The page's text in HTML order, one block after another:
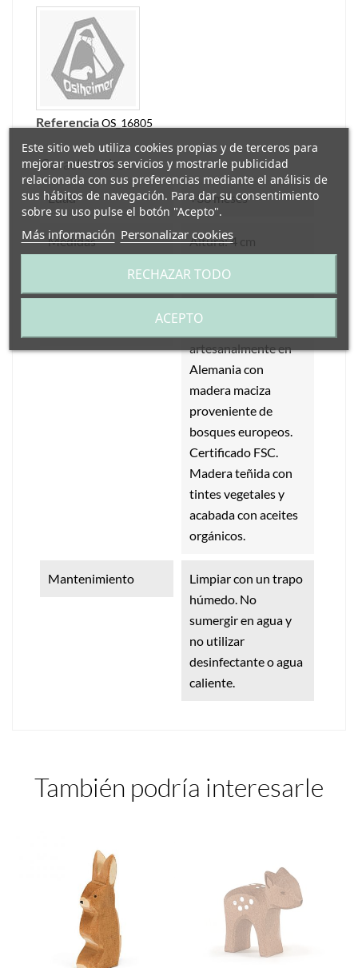
ReferenciaOS_16805
Características
Edad +36 meses
Medidas Altura: 4 cm
Madera Teñida
Fabricados
artesanalmente en
Alemania con
madera maciza
proveniente de
bosques europeos.
Certificado FSC.
Madera teñida con
tintes vegetales y
acabada con aceites
orgánicos.
Mantenimiento
Limpiar con un trapo
húmedo. No
sumergir en agua y
no utilizar
desinfectante o agua
caliente.
También podría interesarle
Este sitio web utiliza cookies propias y de terceros para
mejorar nuestros servicios y mostrarle publicidad
relacionada con sus preferencias mediante el análisis de
sus hábitos de navegación. Para dar su consentimiento
sobre su uso pulse el botón "Acepto".
Más información Personalizar cookies
RECHAZAR TODO
ACEPTO